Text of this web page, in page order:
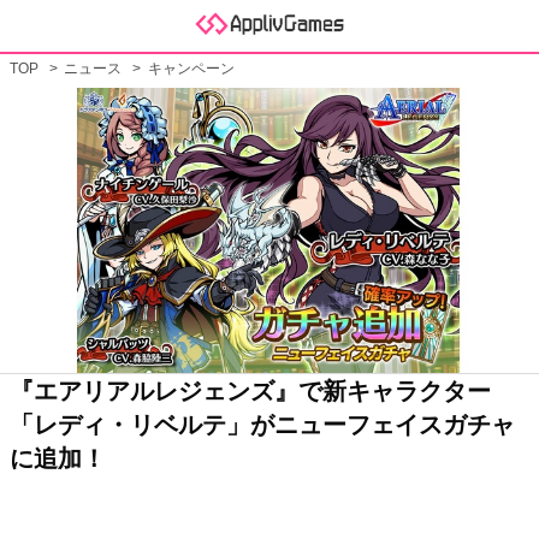
TOP ニュース キャンペーン
『エアリアルレジェンズ』で新キャラクター
「レディ・リベルテ」がニューフェイスガチャ
に追加！